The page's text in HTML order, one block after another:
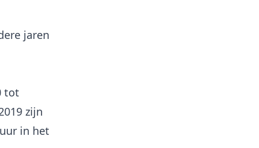
jaren
tot
zijn
in het